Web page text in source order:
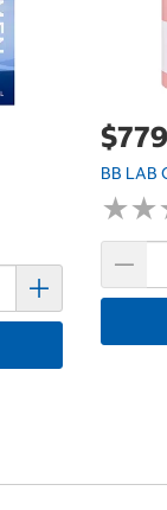
BB LAB
★★
★★